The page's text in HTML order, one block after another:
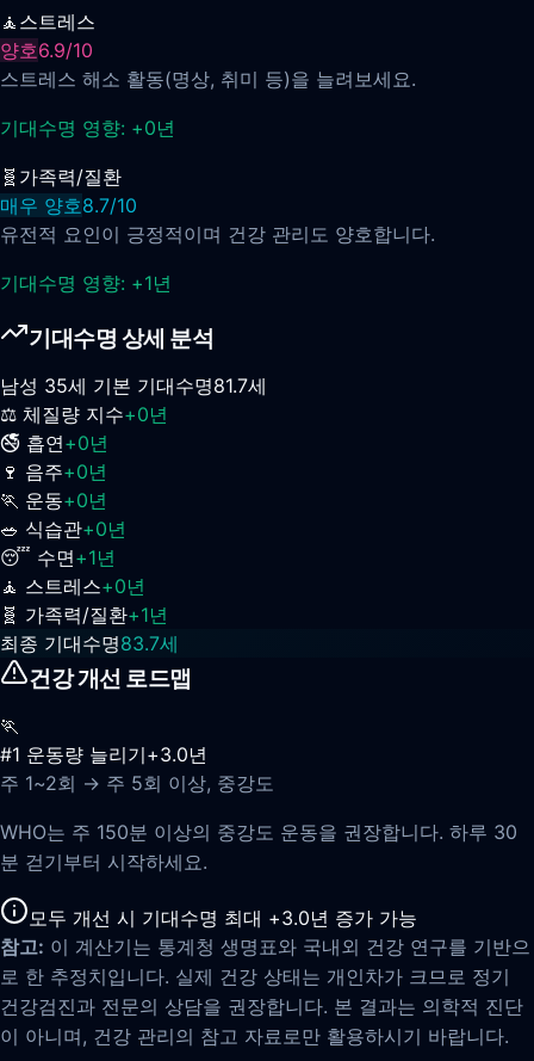
🧘 스트레스
양호6.9/10
스트레스 해소 활동(명상, 취미 등)을 늘려보세요.
기대수명 영향: +0년
🧬 가족력/질환
매우 양호8.7/10
유전적 요인이 긍정적이며 건강 관리도 양호합니다.
기대수명 영향: +1년
기대수명 상세 분석
남성 35세 기본 기대수명81.7세
⚖️ 체질량 지수+0년
🚭 흡연+0년
🍷 음주+0년
🏃 운동+0년
🥗 식습관+0년
😴 수면+1년
🧘 스트레스+0년
🧬 가족력/질환+1년
최종 기대수명83.7세
건강 개선 로드맵
🏃
#1 운동량 늘리기+3.0년
주 1~2회 → 주 5회 이상, 중강도
WHO는 주 150분 이상의 중강도 운동을 권장합니다. 하루 30
분 걷기부터 시작하세요.
모두 개선 시 기대수명 최대 +3.0년 증가 가능
참고: 이 계산기는 통계청 생명표와 국내외 건강 연구를 기반으
로 한 추정치입니다. 실제 건강 상태는 개인차가 크므로 정기
건강검진과 전문의 상담을 권장합니다. 본 결과는 의학적 진단
이 아니며, 건강 관리의 참고 자료로만 활용하시기 바랍니다.